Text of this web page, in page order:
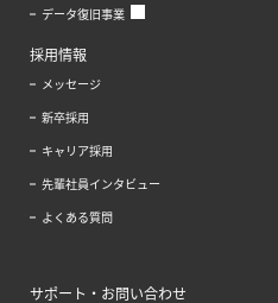
データ復旧事業
採用情報
メッセージ
新卒採用
キャリア採用
先輩社員インタビュー
よくある質問
サポート・お問い合わせ